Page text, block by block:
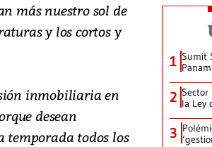
más nuestro sol de
y los cortos y
inmobiliaria en
desean
todos los
1 Sumit
2 la Ley
3